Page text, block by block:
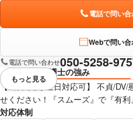
電話で問い
Webで問い
電話で問い合わせ050-5258-
弁護士の強み
【当日/夜間/土日対応可】 不貞/
せください！『スムーズ』で『有利
対応体制
視覚的に省略されている要素を
もっと見る